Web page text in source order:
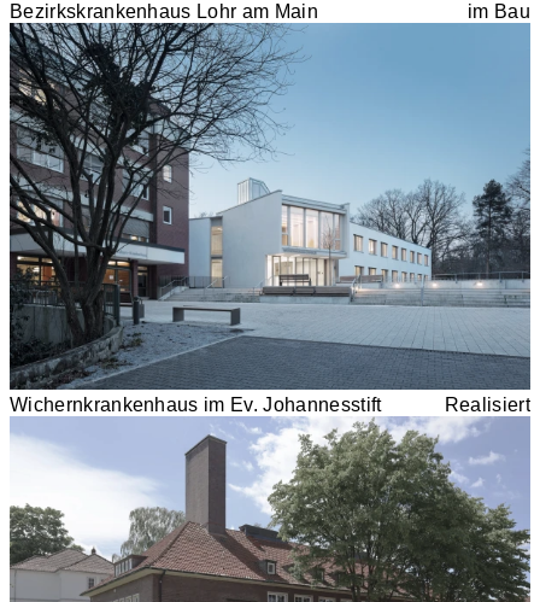
Bezirkskrankenhaus Lohr am Main im Bau
Wichernkrankenhaus im Ev. Johannesstift Realisiert